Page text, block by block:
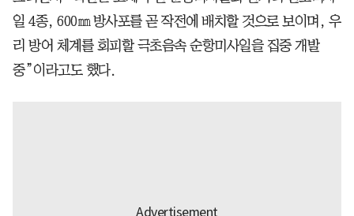
일 4종, 600㎜ 방사포를 곧 작전에 배치할 것으로 보이며, 우
리 방어 체계를 회피할 극초음속 순항미사일을 집중 개발
중”이라고도 했다.